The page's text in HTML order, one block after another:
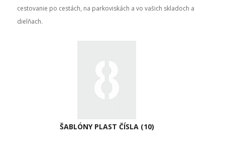
cestovanie po cestách, na parkoviskách a vo vašich skladoch a
dielňach.
ŠABLÓNY PLAST ČÍSLA (10)